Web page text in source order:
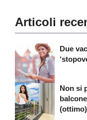
Articoli
Due
Non si
(ottimo)